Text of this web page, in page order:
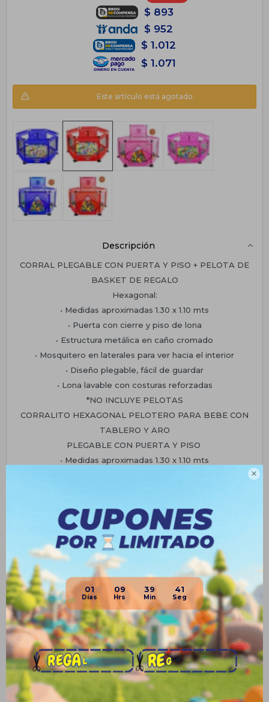

01 09 39 40
$ 893
$ 952
$ 1.012
$ 1.071
Este artículo está agotado.
Descripción
CORRAL PLEGABLE CON PUERTA Y PISO + PELOTA DE
BASKET DE REGALO
Hexagonal:
• Medidas aproximadas 1.30 x 1.10 mts
• Puerta con cierre y piso de lona
• Estructura metálica en caño cromado
• Mosquitero en laterales para ver hacia el interior
• Diseño plegable, fácil de guardar
• Lona lavable con costuras reforzadas
*NO INCLUYE PELOTAS
CORRALITO HEXAGONAL PELOTERO PARA BEBE CON
TABLERO Y ARO
PLEGABLE CON PUERTA Y PISO
• Medidas aproximadas 1.30 x 1.10 mts
• Diseño plegable, fácil de guardar
• Lona lavable con costuras reforzadas.
*INCLUYE PELOTA DE BASKET DE REGALO
*NO INCLUYE PELOTAS
Planes de cuotas
Envíos
Medios de pago